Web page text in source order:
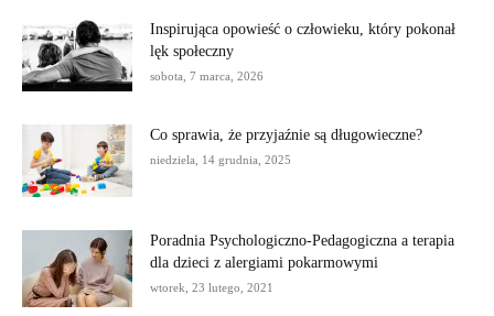
Inspirująca opowieść o człowieku, który pokonał
lęk społeczny
sobota, 7 marca, 2026
Co sprawia, że przyjaźnie są długowieczne?
niedziela, 14 grudnia, 2025
Poradnia Psychologiczno-Pedagogiczna a terapia
dla dzieci z alergiami pokarmowymi
wtorek, 23 lutego, 2021